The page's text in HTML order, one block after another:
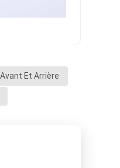
Et Arrière